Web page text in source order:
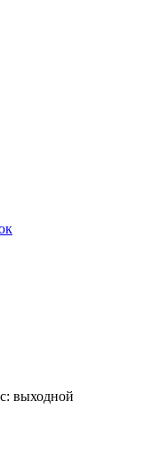
выходной